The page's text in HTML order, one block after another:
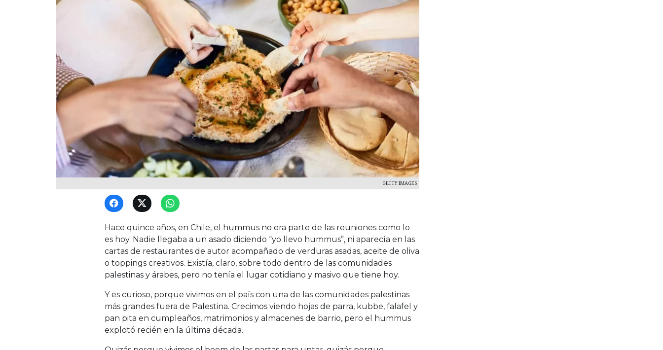
GETTY IMAGES
Hace quince años, en Chile, el hummus no era parte de las reuniones como lo
es hoy. Nadie llegaba a un asado diciendo “yo llevo hummus”, ni aparecía en las
cartas de restaurantes de autor acompañado de verduras asadas, aceite de oliva
o toppings creativos. Existía, claro, sobre todo dentro de las comunidades
palestinas y árabes, pero no tenía el lugar cotidiano y masivo que tiene hoy.
Y es curioso, porque vivimos en el país con una de las comunidades palestinas
más grandes fuera de Palestina. Crecimos viendo hojas de parra, kubbe, falafel y
pan pita en cumpleaños, matrimonios y almacenes de barrio, pero el hummus
explotó recién en la última década.